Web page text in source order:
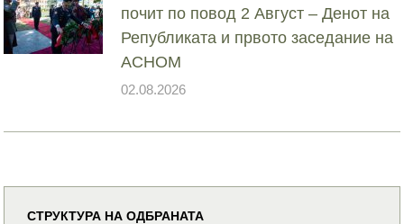
почит по повод 2 Август – Денот на
Републиката и првото заседание на
АСНОМ
02.08.2026
СТРУКТУРА НА ОДБРАНАТА